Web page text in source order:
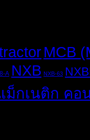
MCB
A NXB NXB-63
ม็กเนติก คอ